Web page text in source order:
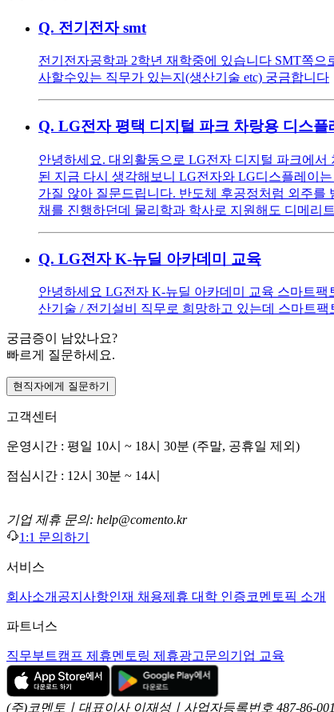
Q. 전기전자 smt
전기전자공학과 2학년 재학중에 있습니다 SMT쪽
사할수있는 직무가 있는지(생산기술 etc) 궁금합니다
Q. LG전자 평택 디지털 파크 차랑용 디스플
안녕하세요. 대외활동으로 LG전자 디지털 파크에
된 지금 다시 생각해보니 LG전자와 LG디스플레이
가질 않아 질문드립니다. 반도체 후공정처럼 외주
채를 진행하던데 물리학과 학사로 지원해도 디메리
Q. LG전자 K-뉴딜 아카데미 교육
안녕하세요 LG전자 K-뉴딜 아카데미 교육 스마트
산기술 / 전기설비 직무로 희망하고 있는데 스마트
궁금증이 남았나요?
빠르게 질문하세요.
현직자에게 질문하기
고객센터
운영시간 : 평일 10시 ~ 18시 30분 (주말, 공휴일 제외)
점심시간 : 12시 30분 ~ 14시
기업 제휴 문의: help@comento.kr
1:1 문의하기
서비스
회사소개 공지사항인재 채용제휴 대학 인증코멘토픽 소개
파트너스
직무부트캠프 제휴멘토링 제휴광고문의 기업 교육
(주)코멘토ㅣ대표이사 이재성ㅣ사업자등록번호 487-86-